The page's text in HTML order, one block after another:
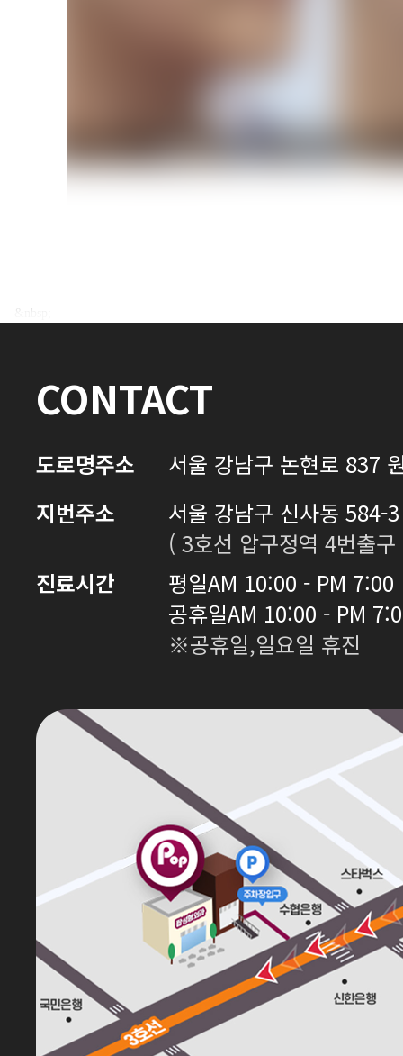
CONTACT
도로명주소
서울 강남구 논현로 837
지번주소
서울 강남구 신사동 584-
( 3호선 압구정역 4번출
진료시간
평일AM 10:00 - PM 7:00
공휴일AM 10:00 - PM
※공휴일,일요일 휴진